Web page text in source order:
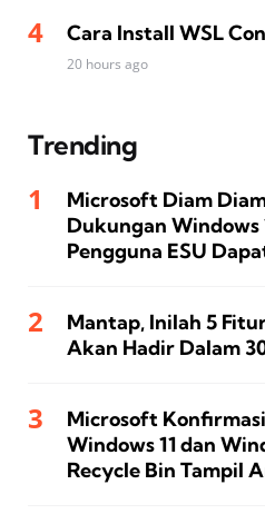
Cara Install WSL
20 hours ago
Trending
Microsoft Diam
Dukungan Windows
Pengguna ESU
Mantap, Inilah 5
Akan Hadir Dalam
Microsoft
Windows 11 dan
Recycle Bin Tampil